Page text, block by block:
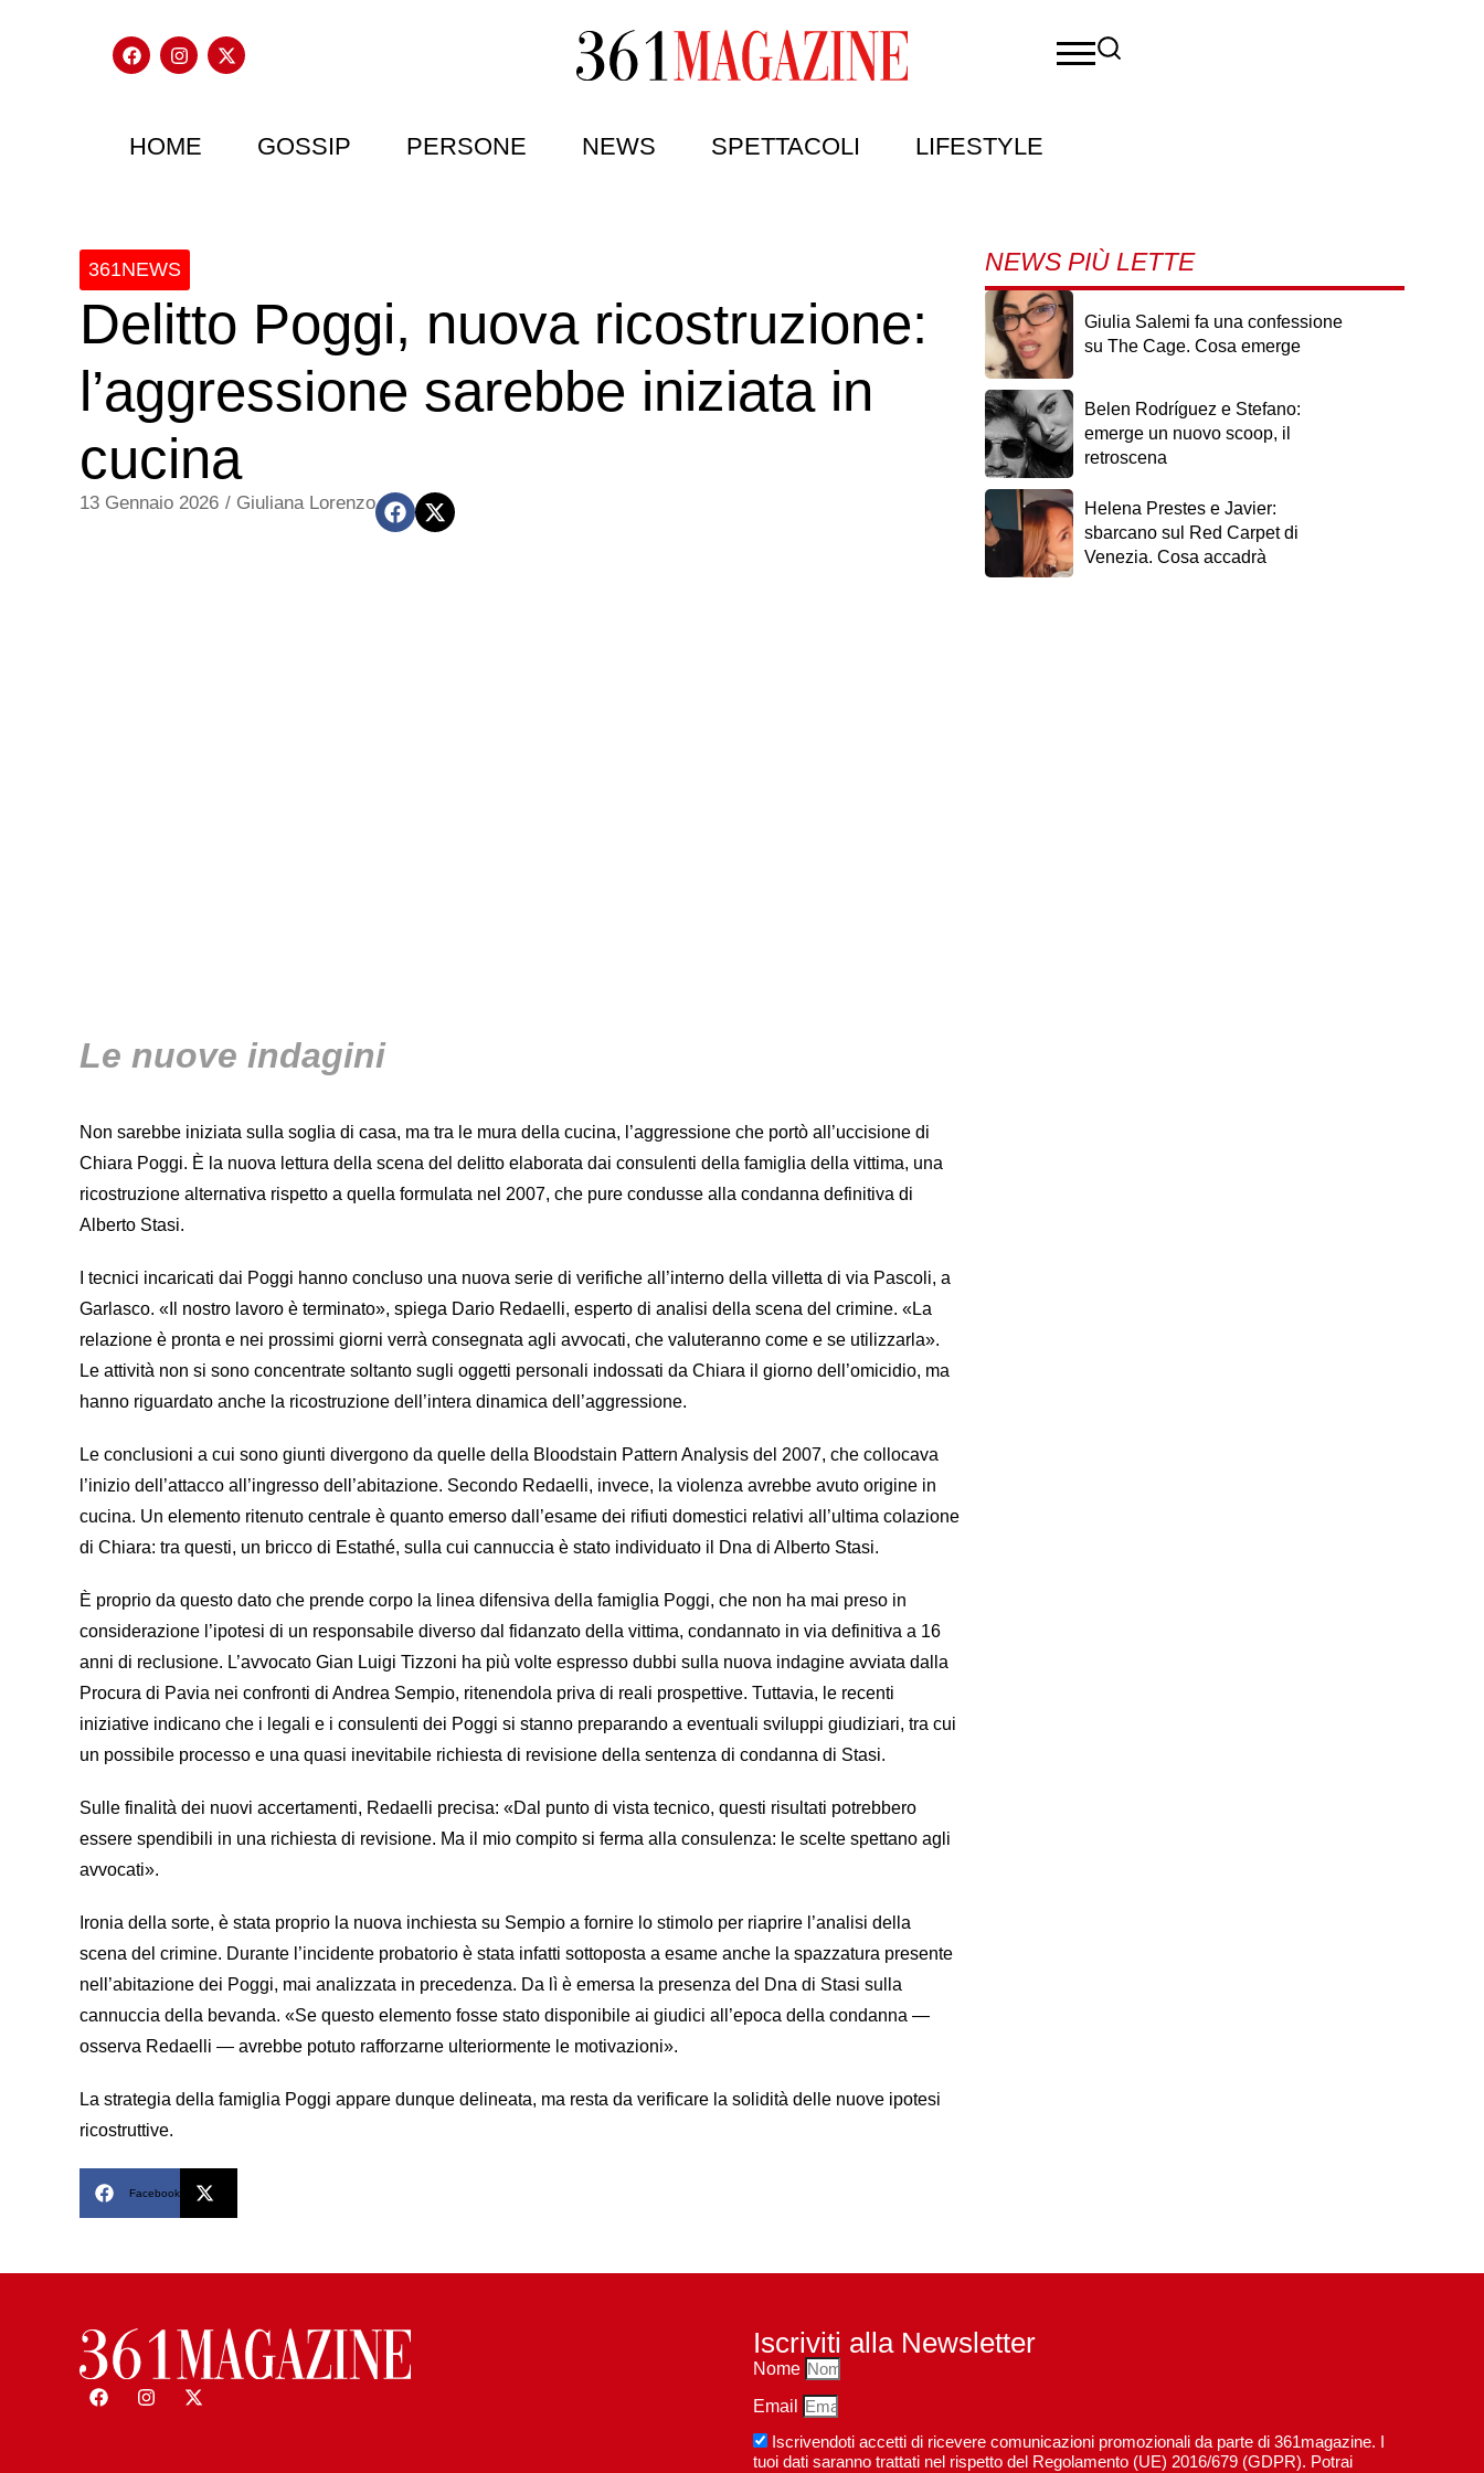
HOME GOSSIP PERSONE NEWS SPETTACOLI LIFESTYLE
361NEWS
Delitto Poggi, nuova ricostruzione:
l’aggressione sarebbe iniziata in
cucina
13 Gennaio 2026 / Giuliana Lorenzo
Le nuove indagini
Non sarebbe iniziata sulla soglia di casa, ma tra le mura della cucina, l’aggressione che portò all’uccisione di
Chiara Poggi. È la nuova lettura della scena del delitto elaborata dai consulenti della famiglia della vittima, una
ricostruzione alternativa rispetto a quella formulata nel 2007, che pure condusse alla condanna definitiva di
Alberto Stasi.
I tecnici incaricati dai Poggi hanno concluso una nuova serie di verifiche all’interno della villetta di via Pascoli, a
Garlasco. «Il nostro lavoro è terminato», spiega Dario Redaelli, esperto di analisi della scena del crimine. «La
relazione è pronta e nei prossimi giorni verrà consegnata agli avvocati, che valuteranno come e se utilizzarla».
Le attività non si sono concentrate soltanto sugli oggetti personali indossati da Chiara il giorno dell’omicidio, ma
hanno riguardato anche la ricostruzione dell’intera dinamica dell’aggressione.
Le conclusioni a cui sono giunti divergono da quelle della Bloodstain Pattern Analysis del 2007, che collocava
l’inizio dell’attacco all’ingresso dell’abitazione. Secondo Redaelli, invece, la violenza avrebbe avuto origine in
cucina. Un elemento ritenuto centrale è quanto emerso dall’esame dei rifiuti domestici relativi all’ultima colazione
di Chiara: tra questi, un bricco di Estathé, sulla cui cannuccia è stato individuato il Dna di Alberto Stasi.
È proprio da questo dato che prende corpo la linea difensiva della famiglia Poggi, che non ha mai preso in
considerazione l’ipotesi di un responsabile diverso dal fidanzato della vittima, condannato in via definitiva a 16
anni di reclusione. L’avvocato Gian Luigi Tizzoni ha più volte espresso dubbi sulla nuova indagine avviata dalla
Procura di Pavia nei confronti di Andrea Sempio, ritenendola priva di reali prospettive. Tuttavia, le recenti
iniziative indicano che i legali e i consulenti dei Poggi si stanno preparando a eventuali sviluppi giudiziari, tra cui
un possibile processo e una quasi inevitabile richiesta di revisione della sentenza di condanna di Stasi.
Sulle finalità dei nuovi accertamenti, Redaelli precisa: «Dal punto di vista tecnico, questi risultati potrebbero
essere spendibili in una richiesta di revisione. Ma il mio compito si ferma alla consulenza: le scelte spettano agli
avvocati».
Ironia della sorte, è stata proprio la nuova inchiesta su Sempio a fornire lo stimolo per riaprire l’analisi della
scena del crimine. Durante l’incidente probatorio è stata infatti sottoposta a esame anche la spazzatura presente
nell’abitazione dei Poggi, mai analizzata in precedenza. Da lì è emersa la presenza del Dna di Stasi sulla
cannuccia della bevanda. «Se questo elemento fosse stato disponibile ai giudici all’epoca della condanna —
osserva Redaelli — avrebbe potuto rafforzarne ulteriormente le motivazioni».
La strategia della famiglia Poggi appare dunque delineata, ma resta da verificare la solidità delle nuove ipotesi
ricostruttive.
Facebook
NEWS PIÙ LETTE
Giulia Salemi fa una confessione
su The Cage. Cosa emerge
Belen Rodríguez e Stefano:
emerge un nuovo scoop, il
retroscena
Helena Prestes e Javier:
sbarcano sul Red Carpet di
Venezia. Cosa accadrà
Iscriviti alla Newsletter
Nome
Email
Iscrivendoti accetti di ricevere comunicazioni promozionali da parte di 361magazine. I
tuoi dati saranno trattati nel rispetto del Regolamento (UE) 2016/679 (GDPR). Potrai